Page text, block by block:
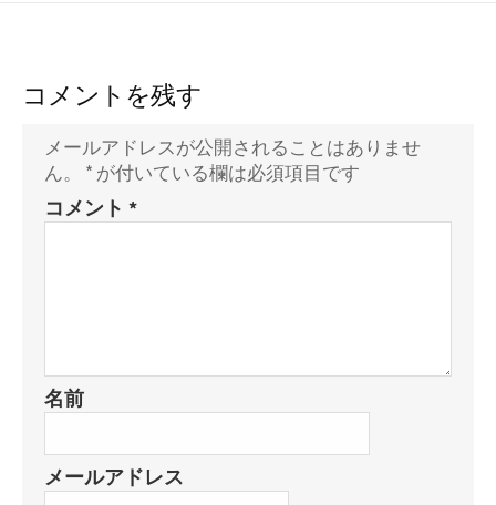
コメントを残す
メールアドレスが公開されることはありませ
ん。
* が付いている欄は必須項目です
コメント *
名前
メールアドレス